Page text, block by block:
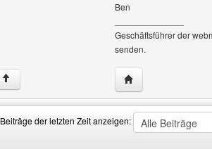
Ben
Geschäftsführer der
senden.
↑ Website dieses
Beiträge der letzten Zeit anzeigen: